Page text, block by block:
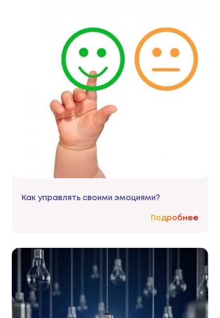
Как управлять своими эмоциями?
Подробнее